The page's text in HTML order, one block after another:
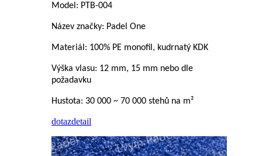
Model: PTB-004
Název značky: Padel One
Materiál: 100% PE monofil, kudrnatý KDK
Výška vlasu: 12 mm, 15 mm nebo dle
požadavku
Hustota: 30 000 ~ 70 000 stehů na m²
dotazdetail